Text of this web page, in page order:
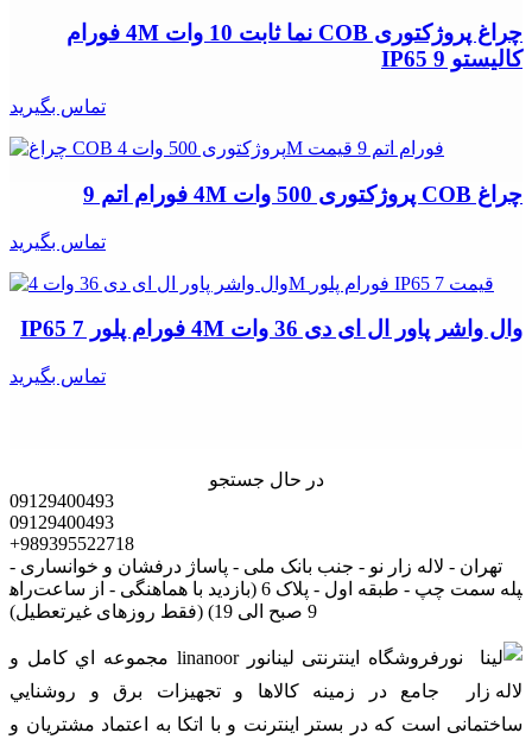
چراغ پروژکتوری COB نما ثابت 10 وات 4M فورام
کالیستو IP65 9
تماس بگیرید
چراغ COB پروژکتوری 500 وات 4M فورام اتم 9
تماس بگیرید
وال واشر پاور ال ای دی 36 وات 4M فورام پلور IP65 7
تماس بگیرید
در حال جستجو
09129400493
09129400493
+989395522718
تهران - لاله زار نو - جنب بانک ملی - پاساژ درفشان و خوانساری -
راه‎پله سمت چپ - طبقه اول - پلاک 6 (بازدید با هماهنگی - از ساعت
9 صبح الی 19) (فقط روزهای غیرتعطیل)
فروشگاه اینترنتی لینانور linanoor مجموعه اي کامل و
جامع در زمينه کالاها و تجهيزات برق و روشنايي
ساختمانی است که در بستر اينترنت و با اتکا به اعتماد مشتریان و